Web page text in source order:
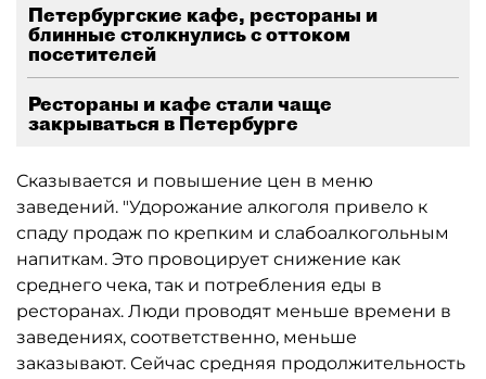
Петербургские кафе, рестораны и
блинные столкнулись с оттоком
посетителей
Рестораны и кафе стали чаще
закрываться в Петербурге
Сказывается и повышение цен в меню
заведений. "Удорожание алкоголя привело к
спаду продаж по крепким и слабоалкогольным
напиткам. Это провоцирует снижение как
среднего чека, так и потребления еды в
ресторанах. Люди проводят меньше времени в
заведениях, соответственно, меньше
заказывают. Сейчас средняя продолжительность